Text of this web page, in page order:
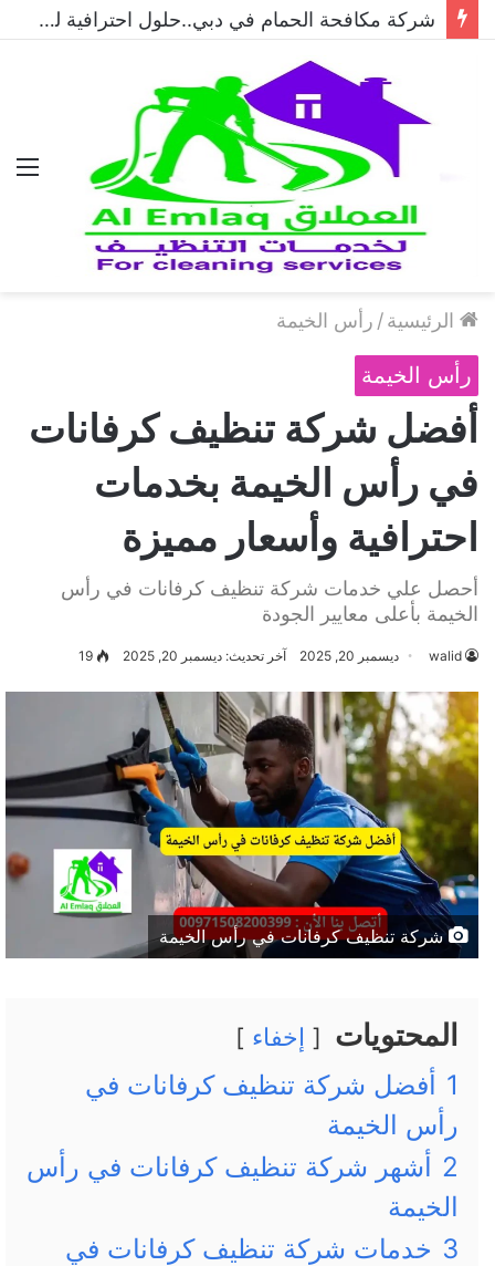
شركة مكافحة الحمام في دبي..حلول احترافية لطرد الحمام وحماية المباني نهائيًا
الرئيسية/ رأس الخيمة
رأس الخيمة
أفضل شركة تنظيف كرفانات
في رأس الخيمة بخدمات
احترافية وأسعار مميزة
أحصل علي خدمات شركة تنظيف كرفانات في رأس
الخيمة بأعلى معايير الجودة
walid ديسمبر 20, 2025 آخر تحديث: ديسمبر 20, 2025 19
شركة تنظيف كرفانات في رأس الخيمة
المحتويات إخفاء
1 أفضل شركة تنظيف كرفانات في
رأس الخيمة
2 أشهر شركة تنظيف كرفانات في رأس
الخيمة
3 خدمات شركة تنظيف كرفانات في